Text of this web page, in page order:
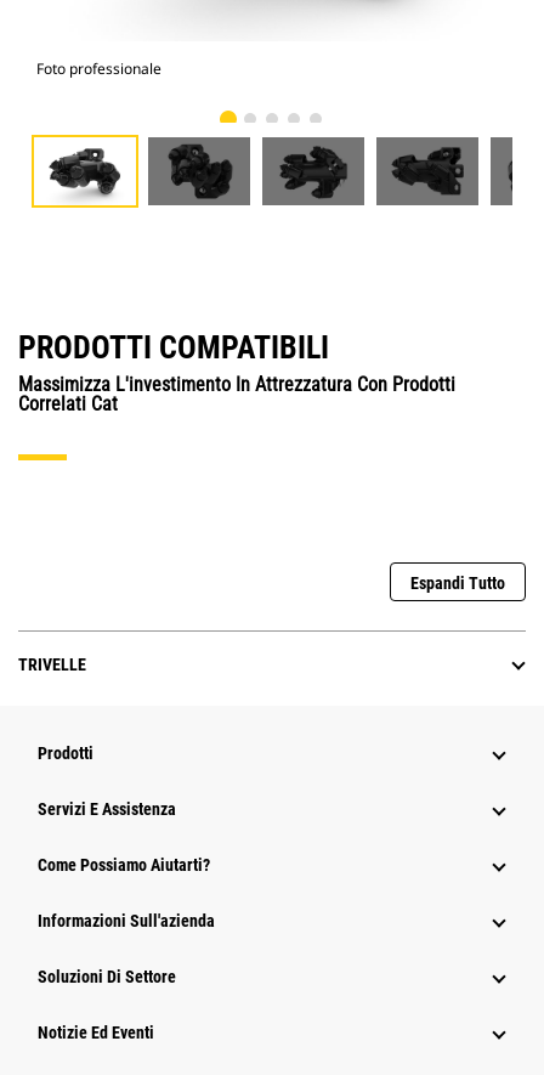
Foto professionale
PRODOTTI COMPATIBILI
Massimizza L'investimento In Attrezzatura Con Prodotti
Correlati Cat
Espandi Tutto
TRIVELLE
Prodotti
Servizi E Assistenza
Come Possiamo Aiutarti?
Informazioni Sull'azienda
Soluzioni Di Settore
Notizie Ed Eventi